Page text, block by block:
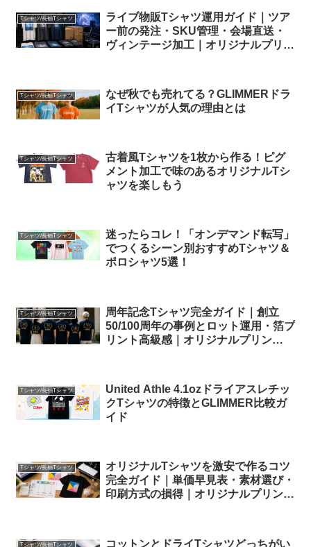
Tシャツ/長袖Tシャツ
ライブ物販Tシャツ運用ガイド｜ツア
ー前の発注・SKU管理・会場直送・
ヴィンテージ加工｜オリジナルプリン
Tシャツ/長袖Tシャツ
なぜ秋でも売れてる？GLIMMERドラ
イTシャツが人気の理由とは
Tシャツ/長袖Tシャツ
古着風Tシャツを1枚から作る！ピグ
メント加工で味のあるオリジナルTシ
ャツを楽しもう
Tシャツ/長袖Tシャツ
迷ったらコレ！「オンデマンド転写」
でつくるシーン別おすすめTシャツ＆
ポロシャツ5選！
Tシャツ/長袖Tシャツ
周年記念Tシャツ完全ガイド｜創立
50/100周年の事例とロット運用・箔プ
リント高級感｜オリジナルプリン
Tシャツ/長袖Tシャツ
United Athle 4.1ozドライアスレチッ
クTシャツの特徴とGLIMMER比較ガ
イド
Tシャツ/長袖Tシャツ
オリジナルTシャツを激安で作るコツ
完全ガイド｜単価早見表・素材選び・
印刷方式の損得｜オリジナルプリン
Tシャツ/長袖Tシャツ コットンとドライTシャツどっちがい